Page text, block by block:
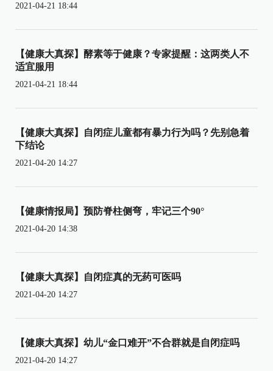
2021-04-21 18:44
【健康大真探】酵素等于健康？专家提醒：这两类人不
适宜服用
2021-04-21 18:44
【健康大真探】自闭症儿童都有暴力行为吗？先别急着
下结论
2021-04-20 14:27
【健康情报局】预防脊柱侧弯，牢记三个90°
2021-04-20 14:38
【健康大真探】自闭症真的无药可医吗
2021-04-20 14:27
【健康大真探】幼儿“金口难开”不合群就是自闭症吗
2021-04-20 14:27